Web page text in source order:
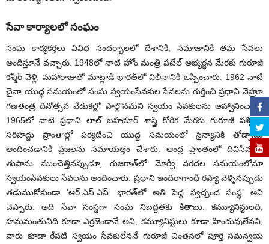
సేవా కార్యాలలో సంఘం
సంఘ కార్యకర్తలు వివిధ సందర్భాలలో దేశానికి, సమాజానికి తమ సేవలు
అందిస్తూనే వచ్చారు. 1948లో నాటి హోం మంత్రి పటేల్‌ అభ్యర్థన మేరకు గురూజీ
కశ్మీర్‌ వెళ్లి, మహారాజుతో మాట్లాడి భారత్‌లో విలీనానికి ఒప్పించారు. 1962 నాటి
చైనా యుద్ధ సమయంలో సంఘ స్వయంసేవకుల సేవలను గుర్తించి ప్రధాని నెహ్రూ
గణతంత్ర దినోత్సవ వేడుకల్లో పాల్గొనమని స్వయం సేవకులను ఆహ్వానించారు.
1965లో నాటి ప్రధాని లాల్‌ బహదూర్‌ శాస్త్రి కోరిక మేరకు గురూజీ పశ్చిమ
సరిహద్దు ప్రాంతాల్లో పర్యటించి యుద్ధ సమయంలో సైన్యానికి తోడ్పాటు
అందించడానికి ప్రజలను సమాయత్తం చేశారు. ఆంధ్ర ప్రాంతంలో దివిసీమను
తుపాను ముంచెత్తినప్పుడూ, గుజరాత్‌లో మోర్వీ వరదల సమయంలోనూ
స్వయంసేవకులు సేవలను అందించారు. ప్రధాని ఇందిరాగాంధీ రష్యా వెళ్ళినప్పుడు
తడుముకోకుండా ‘ఆర్‌.ఎస్‌.ఎస్‌. భారత్‌లో అతి పెద్ద స్వచ్ఛంద సంస్థ’ అని
చెప్పారు. అది సేవా సంస్థగా సంఘ నిబద్ధతకు కితాబు. కమ్యూనిస్టులది,
హనుమంతునిది కూడా ఎర్రజెండానే అని, కమ్యూనిస్టులు కూడా హిందువులేనని,
వారు కూడా రేపటి స్వయం సేవకులేననే గురూజీ చింతనలో పూర్తి సమన్వయ